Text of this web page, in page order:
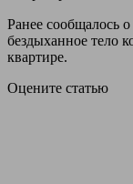
Ранее сообщалось о
бездыханное тело
квартире.
Оцените статью